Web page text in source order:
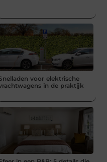
voor elektrische
in de praktijk